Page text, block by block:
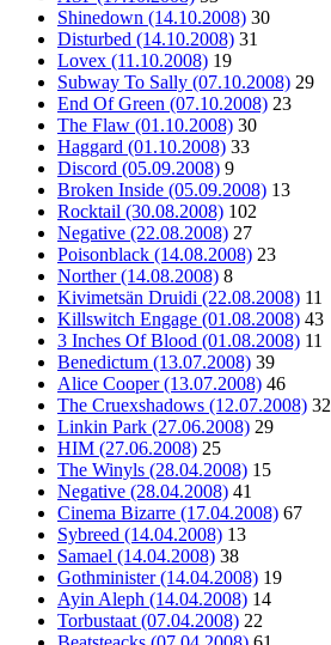
Shinedown (14.10.2008) 30
Disturbed (14.10.2008) 31
Lovex (11.10.2008) 19
Subway To Sally (07.10.2008) 29
End Of Green (07.10.2008) 23
The Flaw (01.10.2008) 30
Haggard (01.10.2008) 33
Discord (05.09.2008) 9
Broken Inside (05.09.2008) 13
Rocktail (30.08.2008) 102
Negative (22.08.2008) 27
Poisonblack (14.08.2008) 23
Norther (14.08.2008) 8
Kivimetsän Druidi (22.08.2008) 11
Killswitch Engage (01.08.2008) 43
3 Inches Of Blood (01.08.2008) 11
Benedictum (13.07.2008) 39
Alice Cooper (13.07.2008) 46
The Cruexshadows (12.07.2008) 32
Linkin Park (27.06.2008) 29
HIM (27.06.2008) 25
The Winyls (28.04.2008) 15
Negative (28.04.2008) 41
Cinema Bizarre (17.04.2008) 67
Sybreed (14.04.2008) 13
Samael (14.04.2008) 38
Gothminister (14.04.2008) 19
Ayin Aleph (14.04.2008) 14
Torbustaat (07.04.2008) 22